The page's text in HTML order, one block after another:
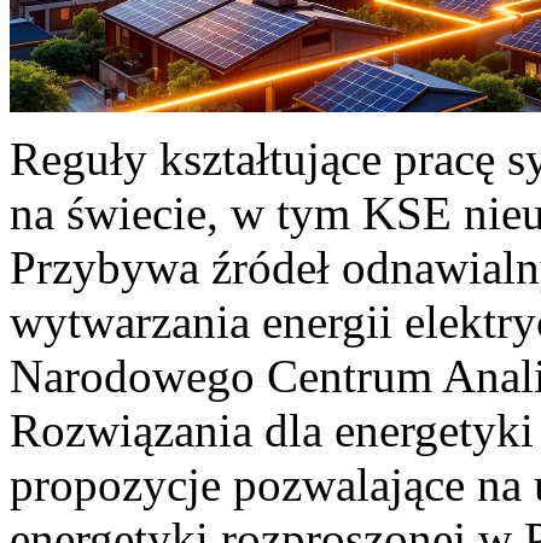
Reguły kształtujące pracę
na świecie, w tym KSE
Przybywa źródeł
wytwarzania energii
Narodowego Centrum
Rozwiązania dla
propozycje pozwalające